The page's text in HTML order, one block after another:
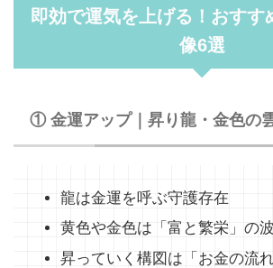
即効で運気を上げる！おすす
像6選
① 金運アップ｜昇り龍・金色の
龍は金運を呼ぶ守護存在
黄色や金色は「富と繁栄」の
昇っていく構図は「お金の流